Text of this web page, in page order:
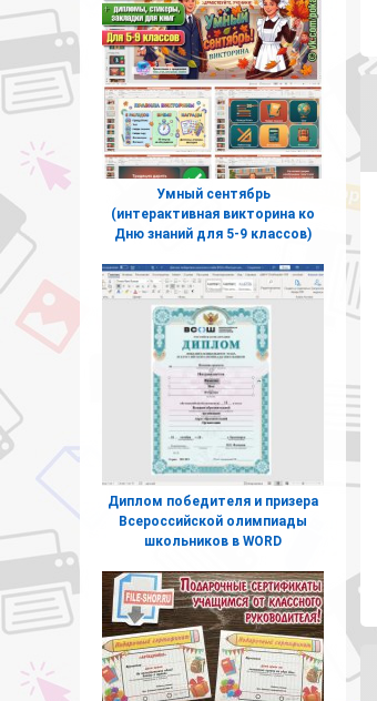
Умный сентябрь
(интерактивная викторина ко
Дню знаний для 5-9 классов)
Диплом победителя и призера
Всероссийской олимпиады
школьников в WORD